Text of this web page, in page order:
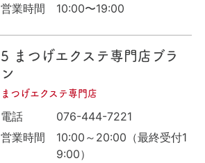
営業時間
10:00〜19:00
5 まつげエクステ専門店ブラ
ン
まつげエクステ専門店
電話
076-444-7221
営業時間
10:00～20:00（最終受付1
9:00）